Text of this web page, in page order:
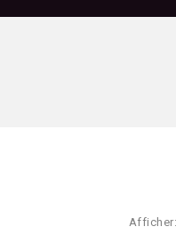
Afficher: